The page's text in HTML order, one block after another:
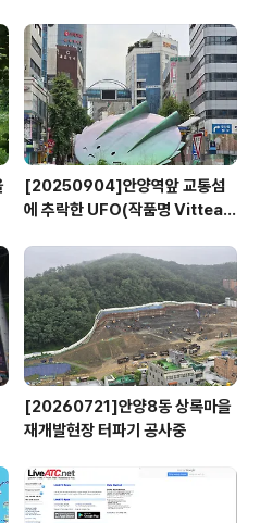
[20250904]안양역앞 교통섬
에 추락한 UFO(작품명 Vitteau
[20260721]안양8동 상록마을
재개발현장 터파기 공사중